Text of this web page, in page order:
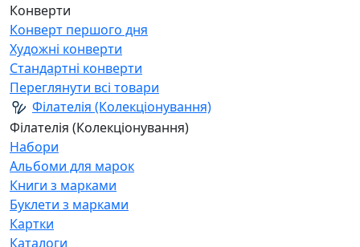
Конверти
Конверт першого дня
Художні конверти
Стандартні конверти
Переглянути всі товари
Філателія (Колекціонування)
Філателія (Колекціонування)
Набори
Альбоми для марок
Книги з марками
Буклети з марками
Картки
Каталоги